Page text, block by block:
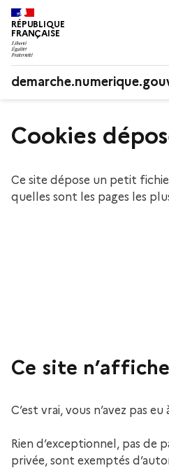
RÉPUBLIQUE
FRANÇAISE
Cookies
Ce site dépose un petit
quelles sont les pages les
Ce site
C’est vrai, vous n’avez pas
Rien d’exceptionnel, pas
privée, sont exemptés